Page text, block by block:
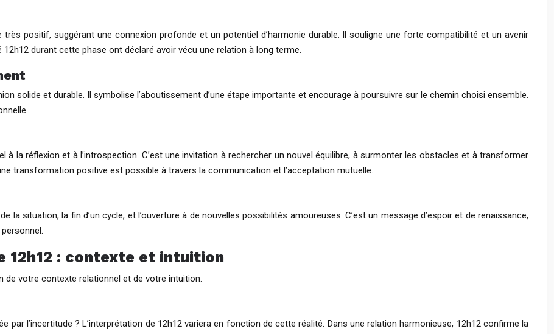
positif, suggérant une connexion profonde et un potentiel d’harmonie durable. Il souligne une forte compatibilité et un avenir
durant cette phase ont déclaré avoir vécu une relation à long terme.
solide et durable. Il symbolise l’aboutissement d’une étape importante et encourage à poursuivre sur le chemin choisi ensemble.
à la réflexion et à l’introspection. C’est une invitation à rechercher un nouvel équilibre, à surmonter les obstacles et à transformer
transformation positive est possible à travers la communication et l’acceptation mutuelle.
la situation, la fin d’un cycle, et l’ouverture à de nouvelles possibilités amoureuses. C’est un message d’espoir et de renaissance,
12h12 : contexte et intuition
de votre contexte relationnel et de votre intuition.
par l’incertitude ? L’interprétation de 12h12 variera en fonction de cette réalité. Dans une relation harmonieuse, 12h12 confirme la